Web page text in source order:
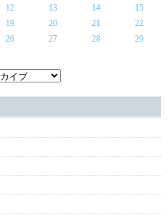
12 13 14
15
19 20 21
22
26 27 28
29